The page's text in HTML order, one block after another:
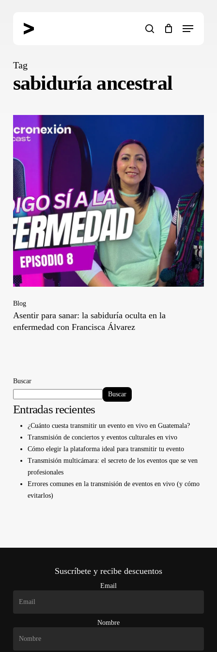
search
Menu
Tag
sabiduría ancestral
Blog
Asentir para sanar: la sabiduría oculta en la
enfermedad con Francisca Álvarez
Buscar
Buscar
Entradas recientes
¿Cuánto cuesta transmitir un evento en vivo en Guatemala?
Transmisión de conciertos y eventos culturales en vivo
Cómo elegir la plataforma ideal para transmitir tu evento
Transmisión multicámara: el secreto de los eventos que se ven
profesionales
Errores comunes en la transmisión de eventos en vivo (y cómo
evitarlos)
Suscríbete y recibe descuentos
Email
Nombre